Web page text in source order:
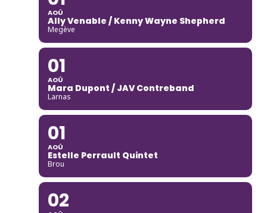
AOÛ
Ally Venable / Kenny Wayne Shepherd
Megève
01
AOÛ
Mara Dupont / JAV Contreband
Larnas
01
AOÛ
Estelle Perrault Quintet
Brou
02